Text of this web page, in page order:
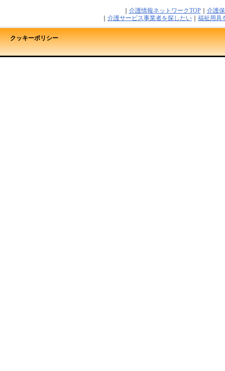
介護情報ネットワークTOP｜ 介護
介護サービス事業者を探したい 福祉用具
クッキーポリシー